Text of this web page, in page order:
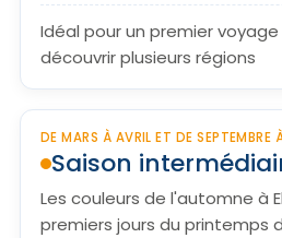
Idéal pour un premier
découvrir plusieurs régions
DE MARS À AVRIL ET DE SEPTEMBRE
Saison
Les couleurs de l'automne à
premiers jours du printemps